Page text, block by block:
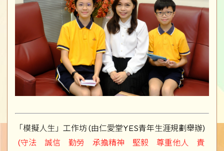
「模擬人生」工作坊 (由仁愛堂YES青年生涯規劃舉辦)
(守法 誠信 勤勞 承擔精神 堅毅 尊重他人 責